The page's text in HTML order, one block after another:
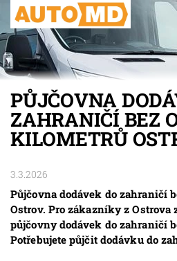
PŮJČOVNA
ZAHRANIČÍ BEZ
KILOMETRŮ
3.3.2026
Půjčovna dodávek do zahraničí
Ostrov. Pro zákazníky z Ostrova
půjčovny dodávek do zahraničí
Potřebujete půjčit dodávku do